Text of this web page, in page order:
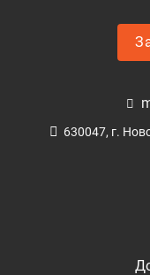
630047, г.